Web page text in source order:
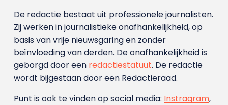
De redactie bestaat uit professionele journalisten.
Zij werken in journalistieke onafhankelijkheid, op
basis van vrije nieuwsgaring en zonder
beïnvloeding van derden. De onafhankelijkheid is
geborgd door een redactiestatuut. De redactie
wordt bijgestaan door een Redactieraad.
Punt is ook te vinden op social media: Instragram,